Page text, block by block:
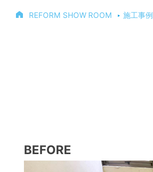
REFORM SHOW ROOM ‣ 施工事例
BEFORE